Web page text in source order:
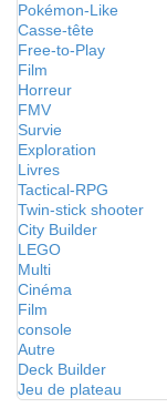
Pokémon-Like
Casse-tête
Free-to-Play
Film
Horreur
FMV
Survie
Exploration
Livres
Tactical-RPG
Twin-stick shooter
City Builder
LEGO
Multi
Cinéma
Film
console
Autre
Deck Builder
Jeu de plateau